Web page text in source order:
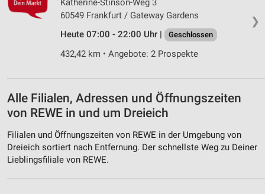
❯
Katherine-Stinson-Weg 3
60549 Frankfurt / Gateway Gardens
Heute 07:00 - 22:00 Uhr |
Geschlossen
432,42 km • Angebote: 2 Prospekte
Alle Filialen, Adressen und Öffnungszeiten
von REWE in und um Dreieich
Filialen und Öffnungszeiten von REWE in der Umgebung von
Dreieich sortiert nach Entfernung. Der schnellste Weg zu Deiner
Lieblingsfiliale von REWE.
Funktional